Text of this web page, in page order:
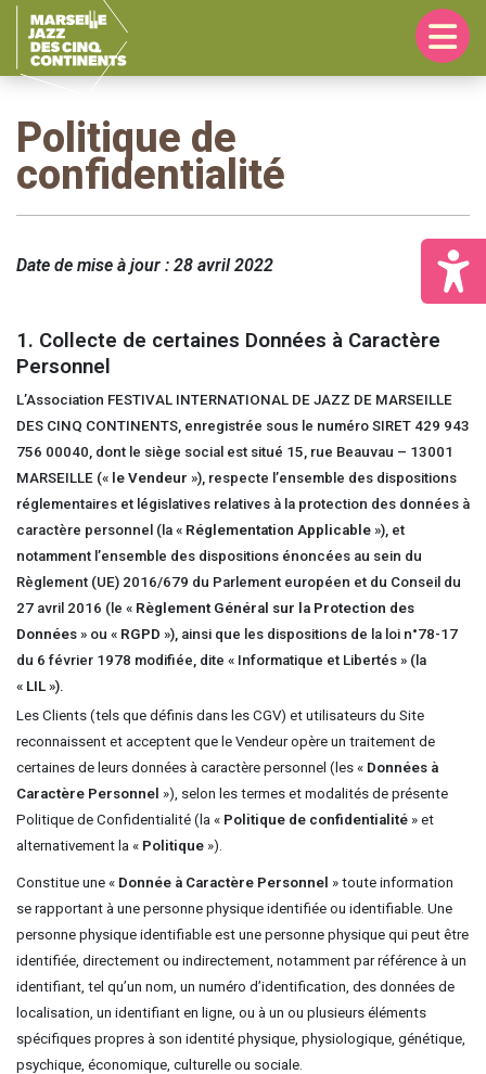
Passer
navigation
principale
Passer
contenu
principal
Passer
latérale
Politique de
confidentialité
Date de mise à jour : 28 avril 2022
1. Collecte de certaines Données à Caractère
Personnel
L’Association FESTIVAL INTERNATIONAL DE JAZZ DE MARSEILLE
DES CINQ CONTINENTS, enregistrée sous le numéro SIRET 429 943
756 00040, dont le siège social est situé 15, rue Beauvau – 13001
MARSEILLE (« le Vendeur »), respecte l’ensemble des dispositions
réglementaires et législatives relatives à la protection des données à
caractère personnel (la « Réglementation Applicable »), et
notamment l’ensemble des dispositions énoncées au sein du
Règlement (UE) 2016/679 du Parlement européen et du Conseil du
27 avril 2016 (le « Règlement Général sur la Protection des
Données » ou « RGPD »), ainsi que les dispositions de la loi n°78-17
du 6 février 1978 modifiée, dite « Informatique et Libertés » (la
« LIL »).
Les Clients (tels que définis dans les CGV) et utilisateurs du Site
reconnaissent et acceptent que le Vendeur opère un traitement de
certaines de leurs données à caractère personnel (les « Données à
Caractère Personnel »), selon les termes et modalités de présente
Politique de Confidentialité (la « Politique de confidentialité » et
alternativement la « Politique »).
Constitue une « Donnée à Caractère Personnel » toute information
se rapportant à une personne physique identifiée ou identifiable. Une
personne physique identifiable est une personne physique qui peut être
identifiée, directement ou indirectement, notamment par référence à un
identifiant, tel qu’un nom, un numéro d’identification, des données de
localisation, un identifiant en ligne, ou à un ou plusieurs éléments
spécifiques propres à son identité physique, physiologique, génétique,
psychique, économique, culturelle ou sociale.